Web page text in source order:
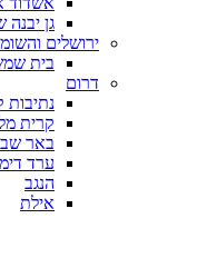
גן יבנה
ירושלים
בית
דרום
נתיבות
קרית
באר
ערד
הנגב
אילת